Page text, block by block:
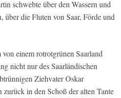
schwebte über den Wassern und
über die Fluten von Saar, Förde und
einem rotrotgrünen Saarland
nicht nur des Saarländischen
Ziehvater Oskar
zurück in den Schoß der alten Tante